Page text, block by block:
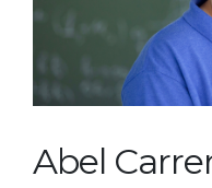
Abel